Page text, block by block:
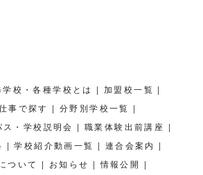
学校・各種学校とは | 加盟校一覧 |
事で探す |分野別学校一覧 |
・学校説明会 |職業体験出前講座 |
|学校紹介動画一覧 | 連合会案内 |
ついて | お知らせ |情報公開 |